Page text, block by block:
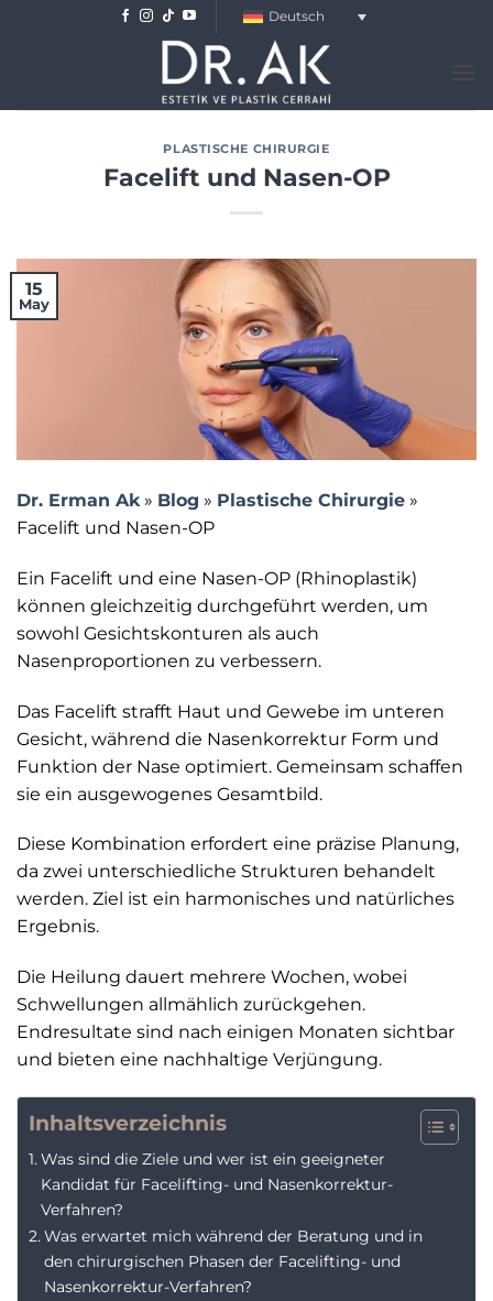
Deutsch
PLASTISCHE CHIRURGIE
Facelift und Nasen-OP
15
May
Dr. Erman Ak» Blog » Plastische Chirurgie »
Facelift und Nasen-OP
Ein Facelift und eine Nasen-OP (Rhinoplastik)
können gleichzeitig durchgeführt werden, um
sowohl Gesichtskonturen als auch
Nasenproportionen zu verbessern.
Das Facelift strafft Haut und Gewebe im unteren
Gesicht, während die Nasenkorrektur Form und
Funktion der Nase optimiert. Gemeinsam schaffen
sie ein ausgewogenes Gesamtbild.
Diese Kombination erfordert eine präzise Planung,
da zwei unterschiedliche Strukturen behandelt
werden. Ziel ist ein harmonisches und natürliches
Ergebnis.
Die Heilung dauert mehrere Wochen, wobei
Schwellungen allmählich zurückgehen.
Endresultate sind nach einigen Monaten sichtbar
und bieten eine nachhaltige Verjüngung.
Inhaltsverzeichnis
Was sind die Ziele und wer ist ein geeigneter
Kandidat für Facelifting- und Nasenkorrektur-
Verfahren?
Was erwartet mich während der Beratung und in
den chirurgischen Phasen der Facelifting- und
Nasenkorrektur-Verfahren?